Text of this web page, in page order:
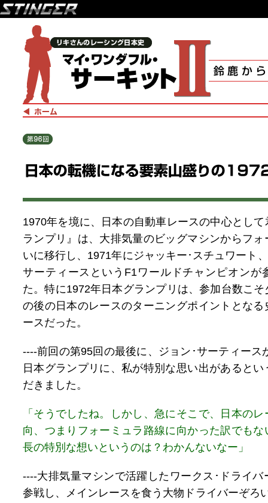
1970年を境に、日本の自動車レースの中心とし
ランプリ』は、大排気量のビッグマシンからフ
いに移行し、1971年にジャッキー･スチュワート
サーティースというF1ワールドチャンピオンが
た。特に1972年日本グランプリは、参加台数こ
の後の日本のレースのターニングポイントとなる
ースだった。
----前回の第95回の最後に、ジョン･サーティース
日本グランプリに、私が特別な思い出があると
だきました。
「そうでしたね。しかし、急にそこで、日本の
向、つまりフォーミュラ路線に向かった訳でも
長の特別な想いというのは？わかんないなー」
----大排気量マシンで活躍したワークス･ドライバ
参戦し、メインレースを食う大物ドライバーぞろ